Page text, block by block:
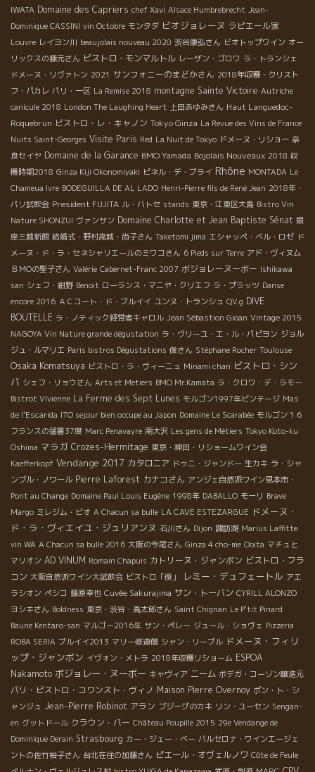
IWATA Domaine des Capriers chef Xavi Alsace Humbrebrecht Jean-
Dominique CASSINI vin Octobre モンタダ ビオジョレーヌ ラピエール家
Louvre レイヨン川 beaujolais nouveau 2020 渋谷康弘さん ビオトップワイン オー
リックスの藤元さん ビストロ・モンマルトル レーザン・ゴロワ ラ・トランシェ
ドメーヌ・リヴァトン 2021 サンフォニーのまどかさん 2018年収穫・クリスト
フ・パカレ パリ・一区 La Remise 2018 montagne Sainte Victoire Autriche
canicule 2018 London The Laughing Heart 上田あゆみさん Haut Languedoc-
Roquebrun ビストロ・レ・キャノン Tokyo Ginza La Revue des Vins de France
Nuits Saint-Georges Visite Paris Red La Nuit de Tokyo ドメーヌ・リショー 奈
良セイヤ Domaine de la Garance BMO Yamada Bojolais Nouveaux 2018 収
穫時期2018 Ginza Kiji Okonomiyaki ピネル・デ・ブライ Rhône MONTADA Le
Chameua Ivre BODEGUILLA DE AL LADO Henri-Pierre fils de René Jean 2018年・
パリ試飲会 President FUJITA ル・バトセ stands 東京・江東区大島 Bistro Vin
Nature SHONZUI ヴァンサン Domaine Charlotte et Jean Baptiste Sénat 銀
座三越新館 結婚式・野村高城・尚子さん Taketomi jima エシャッペ・ベル・ロゼ ド
メーヌ・ド・ラ・セネシャリエールのミワコさん 6 Pieds sur Terre アド・ヴィヌム
ＢＭОの聖子さん Valérie Cabernet-Franc 2007 ボジョレーヌーボー Ishikawa
san シェフ・紺野 Benoit ローランス・マニヤ・クリエフ ラ・プラッツ Danse
encore 2016 ＡＣコート・ド・ブルイイ ユンヌ・トランシュ QV.g DIVE
BOUTELLE ラ・ノティック経営者キャロル Jean Sébastion Gioan Vintage 2015
NAGOYA Vin Nature grande dégustation ラ・ヴリーユ・エ・ル・パピヨン ジョル
ジュ・ルマリエ Paris bistros Dégustations 俊さん Stéphane Rocher Toulouse
Osaka Komatsuya ビストロ・ラ・ヴィーニュ Minami chan ビストロ・シン
バ シェフ・リョウさん Arts et Metiers BMO Mr.Kamata ラ・クロワ・デ・ラモー
Bistrot VIvienne La Ferme des Sept Lunes モルゴン1997年ビンテージ Mas
de l'Escarida ITO sejour bien occupe au Japon Domaine Le Scarabée モルゴン１６
フランスの猛暑37度 Marc Penavayre 南大沢 Les gens de Métiers Tokyo Koto-ku
Oshima マラガ Crozes-Hermitage 東京・神田・リショームワイン会
Kaefferkopf Vendange 2017 カタロニア ドゥニ・ジャンドー 生カキ ラ・シャ
ンブル・ノワール Pierre Laforest カナコさん アンジェ自然派ワイン見本市・
Pont au Change Domaine Paul Louis Eugène 1998年 DABALLO モーリ Brave
Margo ミレジム・ビオ A Chacun sa bulle LA CAVE ESTEZARGUE ドメーヌ・
ド・ラ・ヴィエイユ・ジュリアンヌ 石川さん Dijon 諏訪湖 Marius Laffitte
vin WA A Chacun sa bulle 2016 大阪の今尾さん Ginza 4 cho-me Ooita マチュと
マリオン AD VINUM Romain Chapuis カトリーヌ・ジャンボン ビストロ・フラ
コン 大阪自然派ワイン大試飲会 ビストロ「俊」 レミー・デュフェートル アエ
ラシオン ペシコ 藤原幸也 Cuvée Sakurajima サン・トーバン CYRILL ALONZO
ヨシキさん Boldness 東京・渋谷・高太郎さん Saint Chignan Le P'tit Pinard
Baune Kentaro-san マルゴー2016年 サン・ペレー ジュール・ショヴェ Pizzeria
ROBA SERIA ブルイイ2013 マリー修道僧 シャン・リーブル ドメーヌ・フィリ
ップ・ジャンボン イヴォン・メトラ 2018年収穫リショーム ESPOA
Nakamoto ボジョレー・ヌーボー キャヴィア ニーム ボデガ・コーゾン醸造元
パリ・ビストロ・コワンスト・ヴィノ Maison Pierre Overnoy ポン・ト・シ
ャンジュ Jean-Pierre Robinot アラン ブジーグのカキ リン・ユーセン Sengan-
en グットドール クラウン・バー Château Poupille 2015 29e Vendange de
Dominique Derain Strasbourg カー・ジェー・ベー バルセロナ・ワインエージェ
ントの佐竹裕子さん 台北在住の加藤さん ピエール・オヴェルノワ Côte de Feule